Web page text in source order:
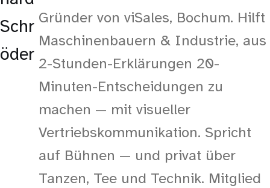
Gründer von viSales, Bochum. Hilft
Maschinenbauern & Industrie, aus
2-Stunden-Erklärungen 20-
Minuten-Entscheidungen zu
machen — mit visueller
Vertriebskommunikation. Spricht
auf Bühnen — und privat über
Tanzen, Tee und Technik. Mitglied